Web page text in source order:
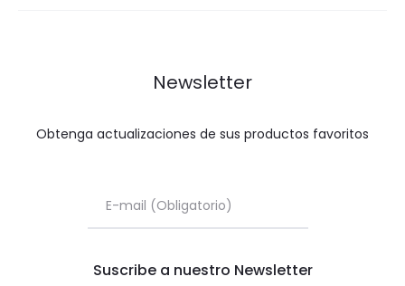
Newsletter
Obtenga actualizaciones de sus productos favoritos